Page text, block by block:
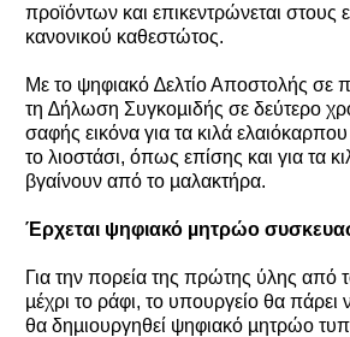
προϊόντων και επικεντρώνεται
κανονικού καθεστώτος.
Με το ψηφιακό ∆ελτίο Αποστολής σε
τη ∆ήλωση Συγκοµιδής σε δεύτερο
σαφής εικόνα για τα κιλά
το λιοστάσι, όπως επίσης και για τα
βγαίνουν από το µαλακτήρα.
Έρχεται ψηφιακό µητρώο
Για την πορεία της πρώτης ύλης από
µέχρι το ράφι, το υπουργείο θα πάρει
θα δηµιουργηθεί ψηφιακό µητρώο